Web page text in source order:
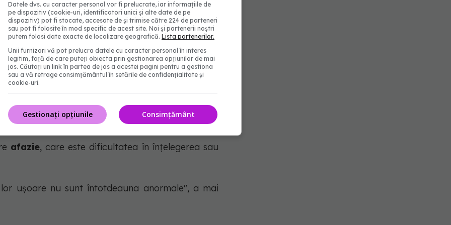
al demenței
amnezia, sau pur și simplu uitarea lucrurilor,
menținerii activității creierului, deoarece acesta
mea face zilnic un puzzle. Îi place. Dar principalul
mai spus dr. Restak.
afazie, care este dificultatea în înțelegerea sau
ușoare nu sunt întotdeauna anormale", a mai
Datele dvs. cu caracter personal vor fi prelucrate, iar informațiile de
pe dispozitiv (cookie-uri, identificatori unici și alte date de pe
dispozitiv) pot fi stocate, accesate de și trimise către 224 de parteneri
sau pot fi folosite în mod specific de acest site. Noi și partenerii noștri
putem folosi date exacte de localizare geografică. Lista partenerilor.
Unii furnizori vă pot prelucra datele cu caracter personal în interes
legitim, față de care puteți obiecta prin gestionarea opțiunilor de mai
jos. Căutați un link în partea de jos a acestei pagini pentru a gestiona
sau a vă retrage consimțământul în setările de confidențialitate și
cookie-uri.
Consimțământ
Gestionați opțiunile